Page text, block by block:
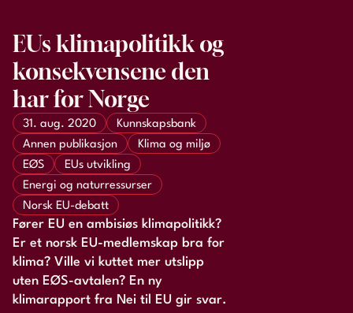
EUs klimapolitikk og
konsekvensene den
har for Norge
31. aug. 2020
Kunnskapsbank
Annen publikasjon
Klima og miljø
EØS
EUs utvikling
Energi og naturressurser
Norsk EU-debatt
Fører EU en ambisiøs klimapolitikk?
Er et norsk EU-medlemskap bra for
klima? Ville vi kuttet mer utslipp
uten EØS-avtalen? En ny
klimarapport fra Nei til EU gir svar.